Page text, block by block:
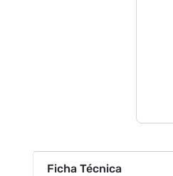
Ficha Técnica